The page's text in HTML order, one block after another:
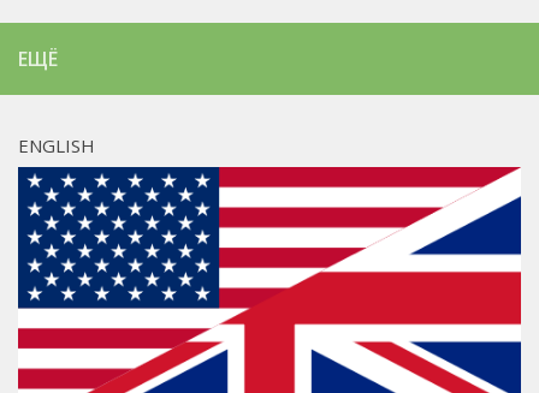
ЕЩЁ
ENGLISH